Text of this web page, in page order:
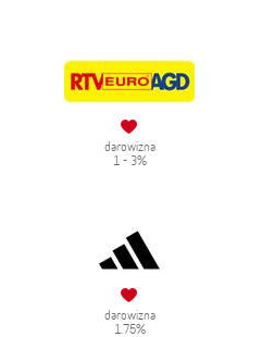
darowizna
1 - 3%
darowizna
1.75%